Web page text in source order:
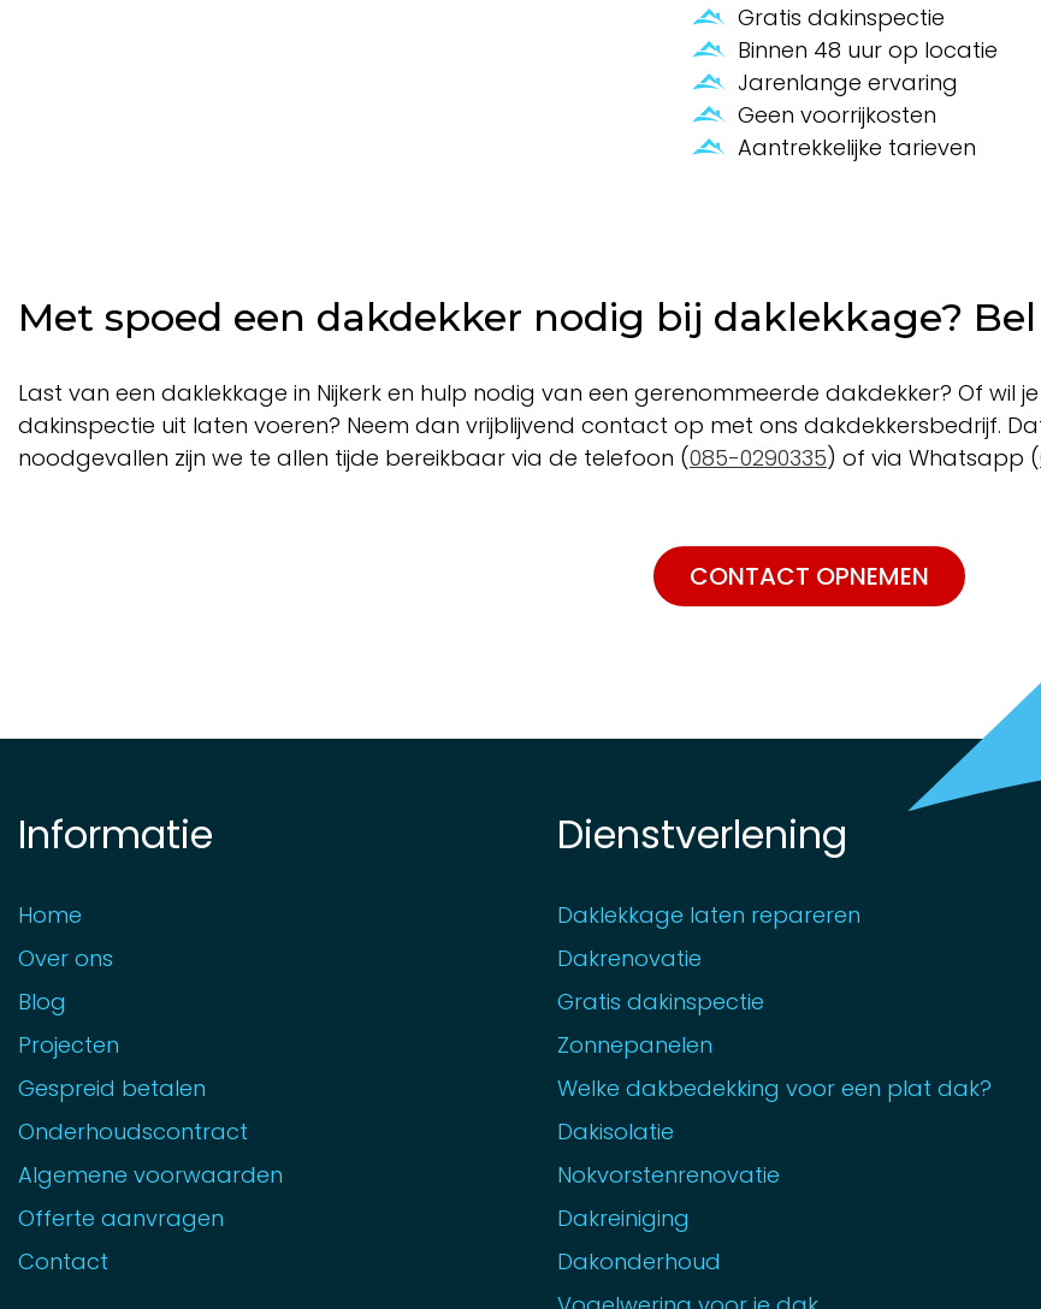
Gratis dakinspectie
Binnen 48 uur op locatie
Jarenlange ervaring
Geen voorrijkosten
Aantrekkelijke tarieven
Met spoed een dakdekker nodig bij daklekkage?
Last van een daklekkage in Nijkerk en hulp nodig van een gerenommeerde dakdekker? Of wil
dakinspectie uit laten voeren? Neem dan vrijblijvend contact op met ons dakdekkersbedrijf.
noodgevallen zijn we te allen tijde bereikbaar via de telefoon (085-0290335) of via Whatsapp (
CONTACT OPNEMEN
Informatie
Home
Over ons
Blog
Projecten
Gespreid betalen
Onderhoudscontract
Algemene voorwaarden
Offerte aanvragen
Contact
Dienstverlening
Daklekkage laten repareren
Dakrenovatie
Gratis dakinspectie
Zonnepanelen
Welke dakbedekking voor een plat dak?
Dakisolatie
Nokvorstenrenovatie
Dakreiniging
Dakonderhoud